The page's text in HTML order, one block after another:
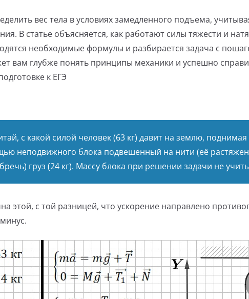
вес тела в условиях замедленного подъема,
В статье объясняется, как работают силы тяжести и
необходимые формулы и разбирается задача с
вам глубже понять принципы механики и успешно
к ЕГЭ
с какой силой человек (63 кг) давит на землю,
неподвижного блока подвешенный на нити (её
груз (24 кг). Массу блока при решении задачи не
этой, с той разницей, что ускорение направлено